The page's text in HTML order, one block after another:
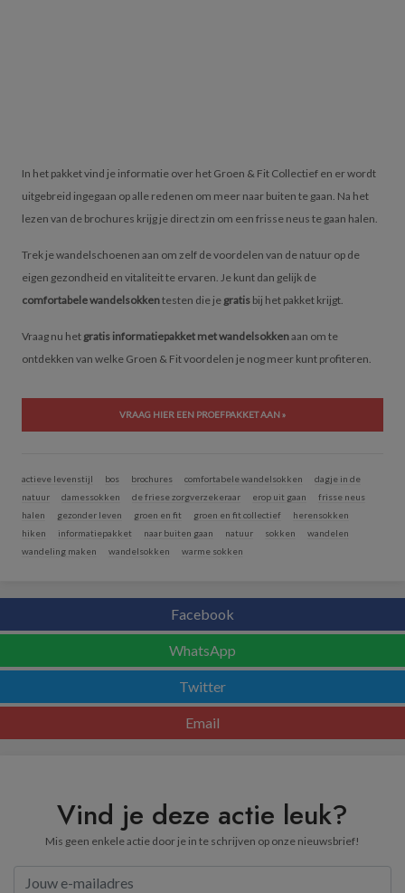
In het pakket vind je informatie over het Groen & Fit Collectief en er wordt
uitgebreid ingegaan op alle redenen om meer naar buiten te gaan. Na het
lezen van de brochures krijg je direct zin om een frisse neus te gaan halen.
Trek je wandelschoenen aan om zelf de voordelen van de natuur op de
eigen gezondheid en vitaliteit te ervaren. Je kunt dan gelijk de
comfortabele wandelsokkentesten die je gratis bij het pakket krijgt.
Vraag nu het gratis informatiepakket met wandelsokkenaan om te
ontdekken van welke Groen & Fit voordelen je nog meer kunt profiteren.
VRAAG HIER EEN PROEFPAKKET AAN »
actieve levenstijl bos brochures comfortabele wandelsokken
dagje in de
natuur
damessokken de friese zorgverzekeraar erop uit gaan
frisse neus
halen
gezonder leven groen en fit groen en fit collectief
herensokken
hiken
informatiepakket naar buiten gaan natuur sokken
wandelen
wandeling maken
wandelsokken warme sokken
Facebook
WhatsApp
Twitter
Email
Vind je deze actie leuk?
Mis geen enkele actie door je in te schrijven op onze nieuwsbrief!